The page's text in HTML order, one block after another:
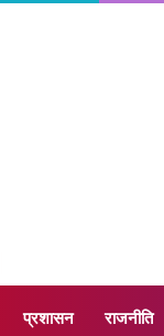
प्रशासन राजनीति